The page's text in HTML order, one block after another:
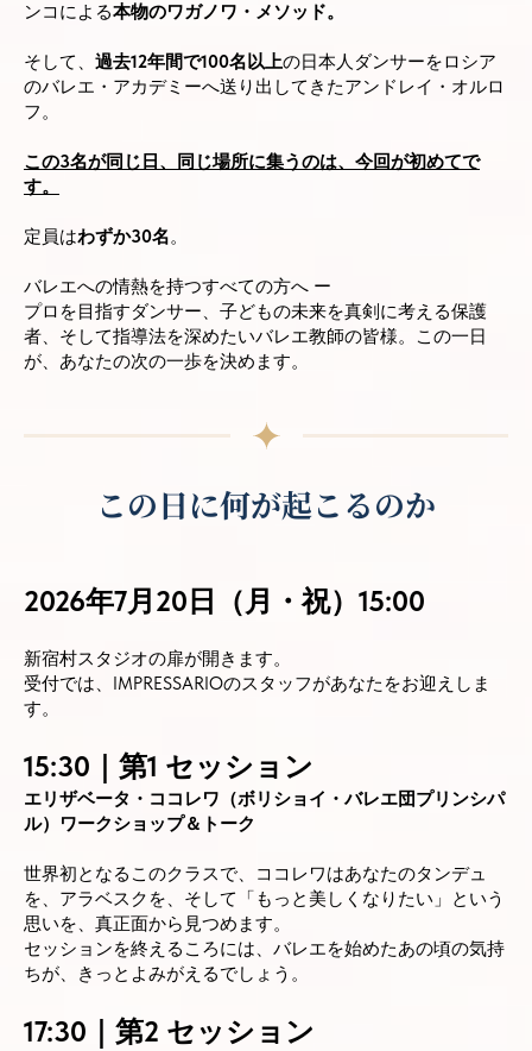
ンコによる本物のワガノワ・メソッド。
そして、 過去12年間で100名以上の日本人ダンサーをロシア
のバレエ・アカデミーへ送り出してきたアンドレイ・オルロ
フ。
この3名が同じ日、同じ場所に集うのは、今回が初めてで
す。
定員はわずか30名。
バレエへの情熱を持つすべての方へ ー
プロを目指すダンサー、子どもの未来を真剣に考える保護
者、そして指導法を深めたいバレエ教師の皆様。この一日
が、あなたの次の一歩を決めます。
この日に何が起こるのか
2026年7月20日（月・祝）15:00
新宿村スタジオの扉が開きます。
受付では、IMPRESSARIOのスタッフがあなたをお迎えしま
す。
15:30｜第1 セッション
エリザベータ・ココレワ（ボリショイ・バレエ団プリンシパ
ル）ワークショップ＆トーク
世界初となるこのクラスで、ココレワはあなたのタンデュ
を、アラベスクを、そして「もっと美しくなりたい」という
思いを、真正面から見つめます。
セッションを終えるころには、バレエを始めたあの頃の気持
ちが、きっとよみがえるでしょう。
17:30｜第2 セッション